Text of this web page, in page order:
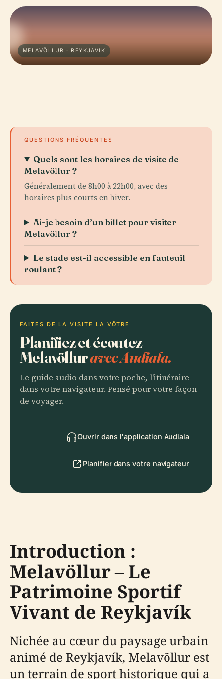
MELAVÖLLUR · REYKJAVIK
QUESTIONS FRÉQUENTES
Quels sont les horaires de visite de
Melavöllur ?
Généralement de 8h00 à 22h00, avec des
horaires plus courts en hiver.
Ai-je besoin d’un billet pour visiter
Melavöllur ?
Le stade est-il accessible en fauteuil
roulant ?
FAITES DE LA VISITE LA VÔTRE
Planifiez et écoutez
Melavölluravec Audiala.
Le guide audio dans votre poche, l'itinéraire
dans votre navigateur. Pensé pour votre façon
de voyager.
Ouvrir dans l'application Audiala
Planifier dans votre navigateur
Introduction :
Melavöllur – Le
Patrimoine Sportif
Vivant de Reykjavík
Nichée au cœur du paysage urbain
animé de Reykjavík, Melavöllur est
un terrain de sport historique qui a